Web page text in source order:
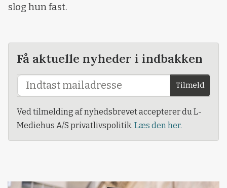
slog hun fast.
Få aktuelle nyheder i indbakken
Tilmeld
Ved tilmelding af nyhedsbrevet accepterer du L-
Mediehus A/S privatlivspolitik. Læs den her.